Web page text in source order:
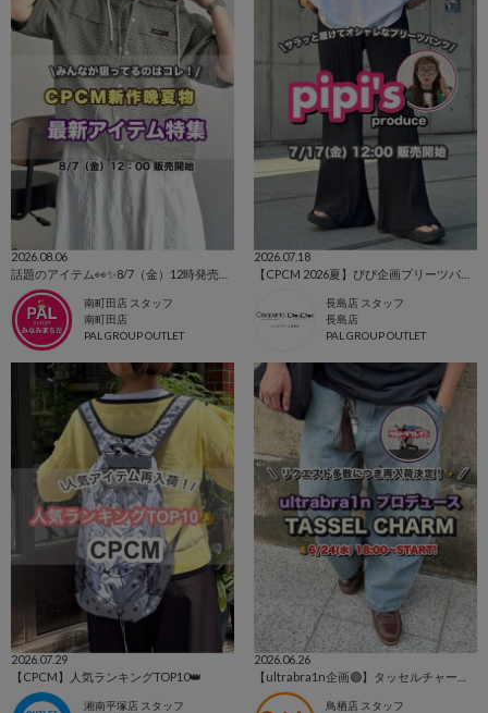
2026.08.06
南町田店 スタッフ
南町田店
PAL GROUP OUTLET
2026.07.18
【CPCM 2026夏】ぴぴ企画プリーツパンツ🌼
長島店 スタッフ
長島店
PAL GROUP OUTLET
2026.07.29
【CPCM】人気ランキングTOP10👑
湘南平塚店 スタッフ
2026.06.26
鳥栖店 スタッフ